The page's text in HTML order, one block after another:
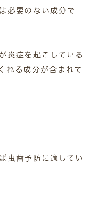
必要のない成分で
炎症を起こしている
れる成分が含まれて
虫歯予防に適してい